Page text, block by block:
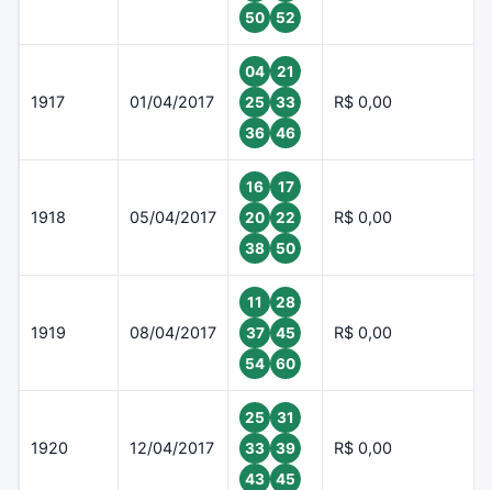
50
52
1917 01/04/2017
04
21
25
33
36
46
R$ 0,00
1918 05/04/2017
16
17
20
22
38
50
R$ 0,00
1919 08/04/2017
11
28
37
45
54
60
R$ 0,00
1920 12/04/2017
25
31
33
39
43
45
R$ 0,00